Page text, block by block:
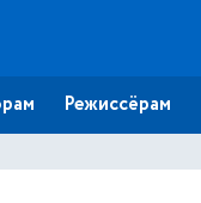
Режиссёрам